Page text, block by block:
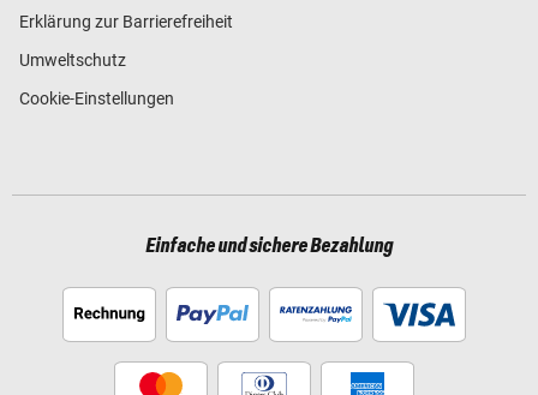
Erklärung zur Barrierefreiheit
Umweltschutz
Cookie-Einstellungen
Einfache und sichere Bezahlung